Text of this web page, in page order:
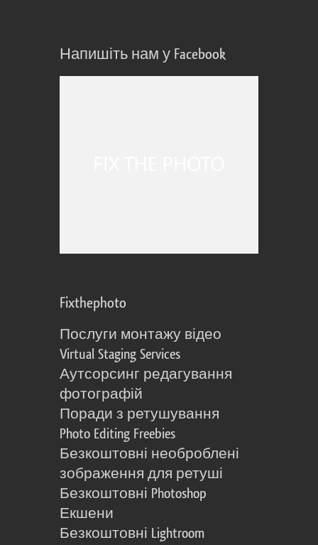
Напишіть нам у Facebook
Fixthephoto
Послуги монтажу відео
Virtual Staging Services
Аутсорсинг редагування
фотографій
Поради з ретушування
Photo Editing Freebies
Безкоштовні необроблені
зображення для ретуші
Безкоштовні Photoshop
Екшени
Безкоштовні Lightroom